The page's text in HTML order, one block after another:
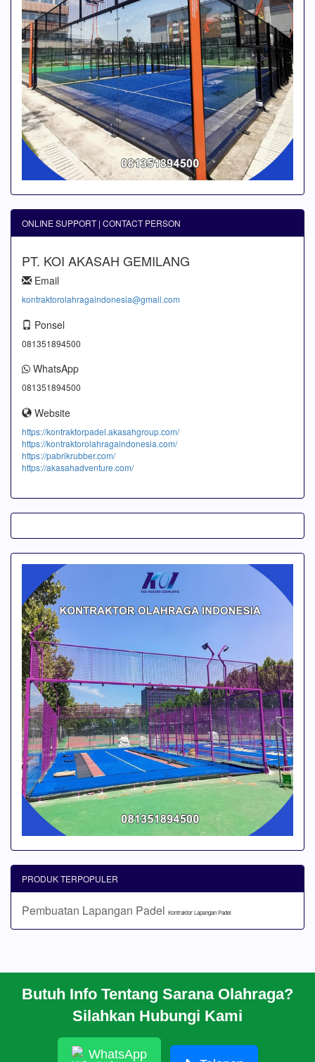
ONLINE SUPPORT | CONTACT PERSON
PT. KOI AKASAH GEMILANG
Email
kontraktorolahragaindonesia@gmail.com
Ponsel
081351894500
WhatsApp
081351894500
Website
https://kontraktorpadel.akasahgroup.com/
https://kontraktorolahragaindonesia.com/
https://pabrikrubber.com/
https://akasahadventure.com/
Butuh Info Tentang Sarana Olahraga?
Silahkan Hubungi Kami
WhatsApp
PRODUK TERPOPULER
Pembuatan Lapangan Padel Kontraktor Lapangan Padel
CARA PESAN